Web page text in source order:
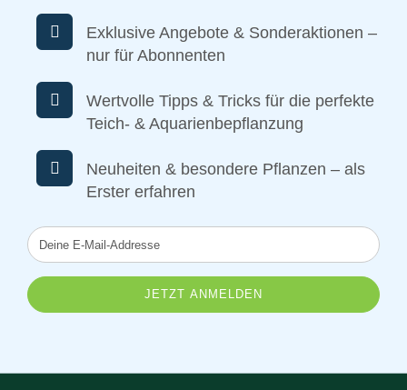
Exklusive Angebote & Sonderaktionen –
nur für Abonnenten
Wertvolle Tipps & Tricks für die perfekte
Teich- & Aquarienbepflanzung
Neuheiten & besondere Pflanzen – als
Erster erfahren
Deine
E-
Mail-
Addresse